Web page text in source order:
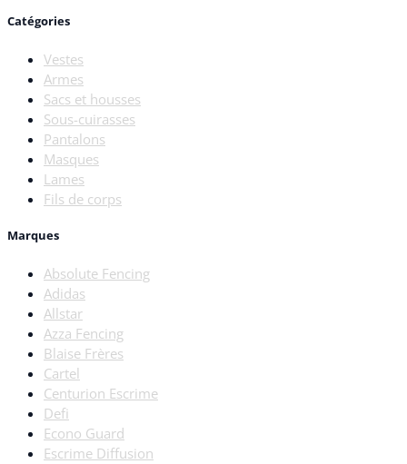
Catégories
Vestes
Armes
Sacs et housses
Sous-cuirasses
Pantalons
Masques
Lames
Fils de corps
Marques
Absolute Fencing
Adidas
Allstar
Azza Fencing
Blaise Frères
Cartel
Centurion Escrime
Defi
Econo Guard
Escrime Diffusion